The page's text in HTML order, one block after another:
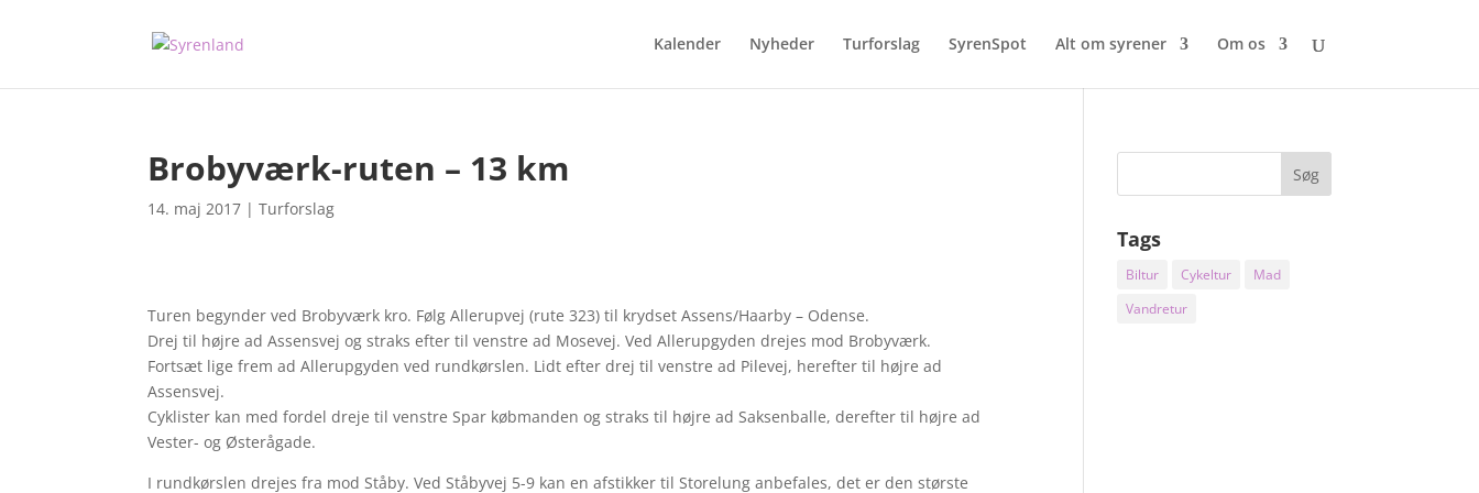
Kalender Nyheder Turforslag SyrenSpot Alt om syrener Om os
Brobyværk-ruten – 13 km
14. maj 2017 |Turforslag
Turen begynder ved Brobyværk kro. Følg Allerupvej (rute 323) til krydset Assens/Haarby – Odense.
Drej til højre ad Assensvej og straks efter til venstre ad Mosevej. Ved Allerupgyden drejes mod Brobyværk.
Fortsæt lige frem ad Allerupgyden ved rundkørslen. Lidt efter drej til venstre ad Pilevej, herefter til højre ad
Assensvej.
Cyklister kan med fordel dreje til venstre Spar købmanden og straks til højre ad Saksenballe, derefter til højre ad
Vester- og Østerågade.
I rundkørslen drejes fra mod Ståby. Ved Ståbyvej 5-9 kan en afstikker til Storelung anbefales, det er den største
Tags
Biltur Cykeltur
Mad
Vandretur